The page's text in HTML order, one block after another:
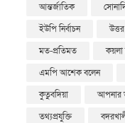
আন্তর্জাতিক
ইউপি নির্বাচন
মত-প্রতিমত
কয়লা
এমপি আশেক বলেন
কুতুবদিয়া
আপনার
তথ্যপ্রযুক্তি